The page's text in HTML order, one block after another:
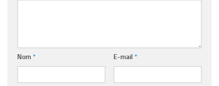
Nom * E-mail *